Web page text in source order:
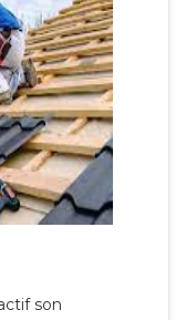
son